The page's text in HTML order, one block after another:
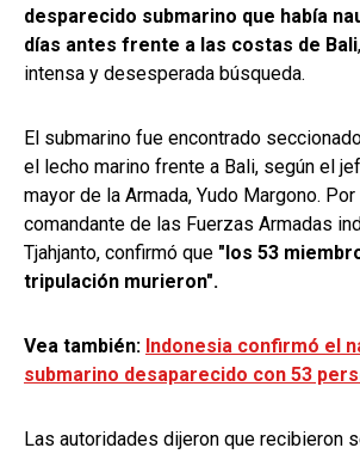
desparecido submarino que había
días antes frente a las costas de Bali
intensa y desesperada búsqueda.
El submarino fue encontrado
el lecho marino frente a Bali, según el
mayor de la Armada, Yudo Margono.
comandante de las Fuerzas Armadas
Tjahjanto, confirmó que "los 53
tripulación murieron".
Vea también: Indonesia confirmó el
submarino desaparecido con 53
Las autoridades dijeron que recibieron